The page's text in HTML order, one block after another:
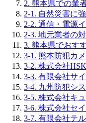
2. 熊本県での業
2-1. 自然災害に
2-2. 通信・電源
2-3. 地元業者の
3. 熊本県でおす
3-1. 熊本防犯カ
3-2. 株式会社HSK
3-3. 有限会社サイ
3-4. 九州防犯シ
3-5. 株式会社キ
3-6. 株式会社セ
3-7. 有限会社テ